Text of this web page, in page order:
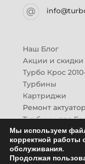
Наш Блог
Акции и скидки
Турбо Крос
Турбины
Картриджи
Ремонт
Турбины для
Турбины для
Картридж для
Турбины HINO
Мы используем
корректной работы
обслуживания.
Продолжая